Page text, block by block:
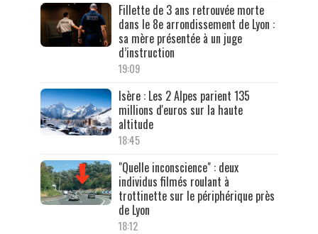
Fillette de 3 ans retrouvée morte
dans le 8e arrondissement de Lyon :
sa mère présentée à un juge
d’instruction
19:09
Isère : Les 2 Alpes parient 135
millions d'euros sur la haute
altitude
18:45
"Quelle inconscience" : deux
individus filmés roulant à
trottinette sur le périphérique près
de Lyon
18:12